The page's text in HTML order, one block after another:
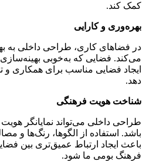
کمک کند.
بهره‌وری و کارایی
در فضاهای کاری، طراحی داخلی به
می‌کند. فضایی که به‌خوبی
ایجاد فضایی مناسب برای همکاری و
دهد.
شناخت هویت فرهنگی
طراحی داخلی می‌تواند نمایانگر
باشد. استفاده از الگوها، رنگ‌ها و
باعث ایجاد ارتباط عمیق‌تری بین
فرهنگ بومی ما شود.